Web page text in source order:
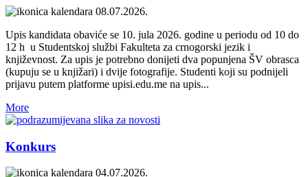
08.07.2026.
Upis kandidata obaviće se 10. jula 2026. godine u periodu od 10 do
12 h u Studentskoj službi Fakulteta za crnogorski jezik i
književnost. Za upis je potrebno donijeti dva popunjena ŠV obrasca
(kupuju se u knjižari) i dvije fotografije. Studenti koji su podnijeli
prijavu putem platforme upisi.edu.me na upis...
More
Konkurs
04.07.2026.